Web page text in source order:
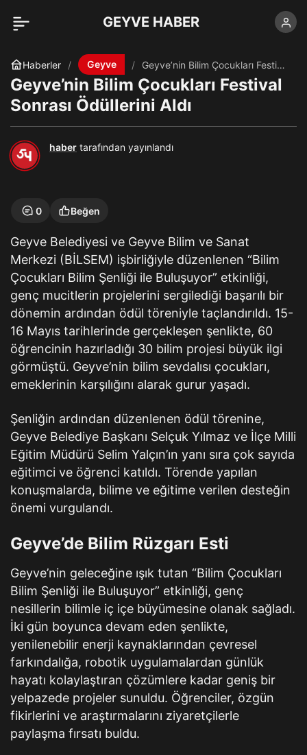
GEYVE HABER
Haberler Geyve
Geyve’nin Bilim Çocukları Festival
Sonrası Ödüllerini Aldı
Geyve’nin Bilim Çocukları Festival
Sonrası Ödüllerini Aldı
haber tarafından yayınlandı
0 Beğen
Geyve Belediyesi ve Geyve Bilim ve Sanat
Merkezi (BİLSEM) işbirliğiyle düzenlenen “Bilim
Çocukları Bilim Şenliği ile Buluşuyor” etkinliği,
genç mucitlerin projelerini sergilediği başarılı bir
dönemin ardından ödül töreniyle taçlandırıldı. 15-
16 Mayıs tarihlerinde gerçekleşen şenlikte, 60
öğrencinin hazırladığı 30 bilim projesi büyük ilgi
görmüştü. Geyve’nin bilim sevdalısı çocukları,
emeklerinin karşılığını alarak gurur yaşadı.
Şenliğin ardından düzenlenen ödül törenine,
Geyve Belediye Başkanı Selçuk Yılmaz ve İlçe Milli
Eğitim Müdürü Selim Yalçın’ın yanı sıra çok sayıda
eğitimci ve öğrenci katıldı. Törende yapılan
konuşmalarda, bilime ve eğitime verilen desteğin
önemi vurgulandı.
Geyve’de Bilim Rüzgarı Esti
Geyve’nin geleceğine ışık tutan “Bilim Çocukları
Bilim Şenliği ile Buluşuyor” etkinliği, genç
nesillerin bilimle iç içe büyümesine olanak sağladı.
İki gün boyunca devam eden şenlikte,
yenilenebilir enerji kaynaklarından çevresel
farkındalığa, robotik uygulamalardan günlük
hayatı kolaylaştıran çözümlere kadar geniş bir
yelpazede projeler sunuldu. Öğrenciler, özgün
fikirlerini ve araştırmalarını ziyaretçilerle
paylaşma fırsatı buldu.